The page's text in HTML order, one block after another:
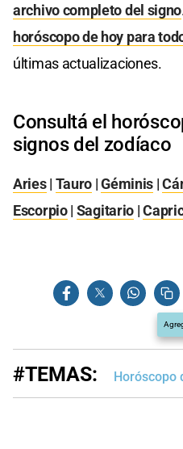
archivo completo del signo
horóscopo de hoy para
últimas actualizaciones.
Consultá el
signos del zodíaco
Aries| Tauro |Géminis |
Escorpio| Sagitario |
#TEMAS: Horóscopo